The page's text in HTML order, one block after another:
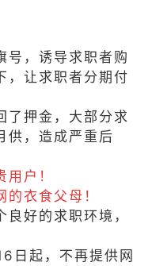
号，诱导求职者购
，让求职者分期付
了押金，大部分求
供，造成严重后
户！
衣食父母！
好的求职环境，
日起，不再提供网